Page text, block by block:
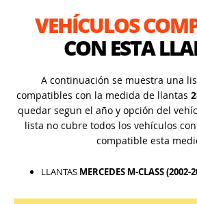
VEHÍCULOS
CON ESTA
A continuación se muestra una
compatibles con la medida de llantas
quedar segun el año y opción del
lista no cubre todos los vehículos
compatible esta
LLANTAS MERCEDES M-CLASS (2002-